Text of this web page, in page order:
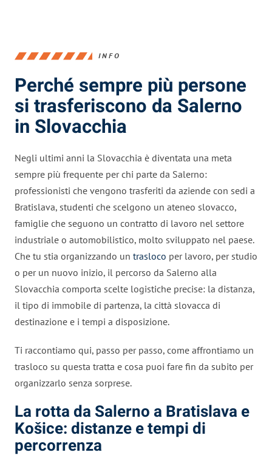
INFO
Perché sempre più persone
si trasferiscono da Salerno
in Slovacchia
Negli ultimi anni la Slovacchia è diventata una meta
sempre più frequente per chi parte da Salerno:
professionisti che vengono trasferiti da aziende con sedi a
Bratislava, studenti che scelgono un ateneo slovacco,
famiglie che seguono un contratto di lavoro nel settore
industriale o automobilistico, molto sviluppato nel paese.
Che tu stia organizzando un trasloco per lavoro, per studio
o per un nuovo inizio, il percorso da Salerno alla
Slovacchia comporta scelte logistiche precise: la distanza,
il tipo di immobile di partenza, la città slovacca di
destinazione e i tempi a disposizione.
Ti raccontiamo qui, passo per passo, come affrontiamo un
trasloco su questa tratta e cosa puoi fare fin da subito per
organizzarlo senza sorprese.
La rotta da Salerno a Bratislava e
Košice: distanze e tempi di
percorrenza